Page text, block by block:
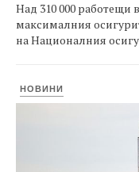
Над 310 000 работещи
максималния
на Националния
НОВИНИ